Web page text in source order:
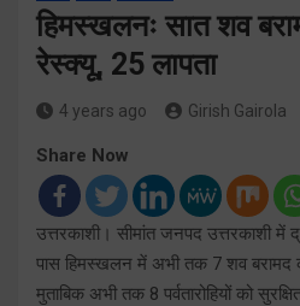
हिमस्खलनः सात शव
रेस्क्यू, 25 लापता
4 years ago Girish Gairola
Share Now
उत्तरकाशी। सीमांत जनपद उत्तरकाशी में
पास हिमस्खलन में अभी तक 7 शव बरामद
मुताबिक अभी तक 8 पर्वतारोहियों को